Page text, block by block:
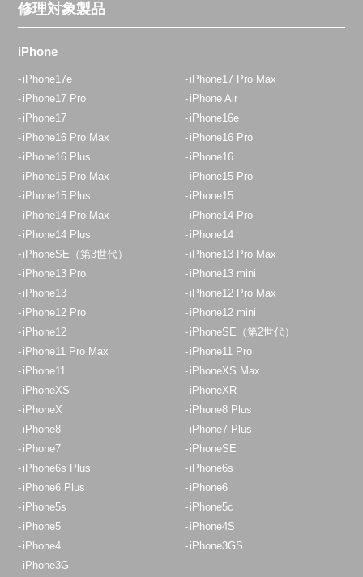
定休日：年中無休
03-6903-8773
田無店
12:30~19:00 日祝18：00迄
042-438-5100
八王子店
11：00～20：00
定休日： 年中無休
050-5269-5822
10:00～19:00
定休日： 水曜日・木曜日
04-2933-9120
イオンスタイル入間店
修理対象製品
iPhone
iPhone17e
iPhone17 Pro Max
iPhone17 Pro
iPhone Air
iPhone17
iPhone16e
iPhone16 Pro Max
iPhone16 Pro
iPhone16 Plus
iPhone16
iPhone15 Pro Max
iPhone15 Pro
iPhone15 Plus
iPhone15
iPhone14 Pro Max
iPhone14 Pro
iPhone14 Plus
iPhone14
iPhoneSE（第3世代）
iPhone13 Pro Max
iPhone13 Pro
iPhone13 mini
iPhone13
iPhone12 Pro Max
iPhone12 Pro
iPhone12 mini
iPhone12
iPhoneSE（第2世代）
iPhone11 Pro Max
iPhone11 Pro
iPhone11
iPhoneXS Max
iPhoneXS
iPhoneXR
iPhoneX
iPhone8 Plus
iPhone8
iPhone7 Plus
iPhone7
iPhoneSE
iPhone6s Plus
iPhone6s
iPhone6 Plus
iPhone6
iPhone5s
iPhone5c
iPhone5
iPhone4S
iPhone4
iPhone3GS
iPhone3G